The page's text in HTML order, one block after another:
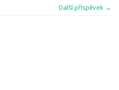
Další příspěvek →